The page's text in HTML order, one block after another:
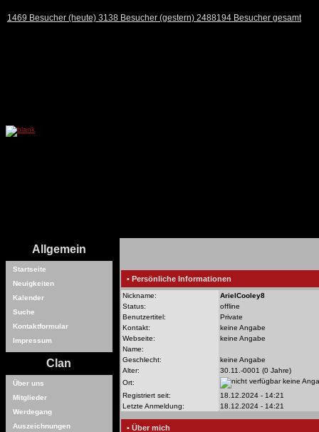
1469 Besucher (heute) 3138 Besucher (gestern) 2488194 Besucher gesamt
Allgemein
Startseite
Neuigkeiten
Kalender
Suche
Kontaktformular
Impressum
Clan
Über uns
Mitglieder
Werdegang
Auszeichnungen
• Persönliche Informationen
Nickname:
ArielCooley8
Status:
offline
Benutzertitel:
Private
Kontakt:
keine Angabe
Webseite:
keine Angabe
Name:
Geschlecht:
keine Angabe
Alter:
30.11.-0001 (0 Jahre)
Ort:
keine
Registriert seit:
18.12.2024 - 14:21
Letzte Anmeldung:
18.12.2024 - 14:21
• Über mich